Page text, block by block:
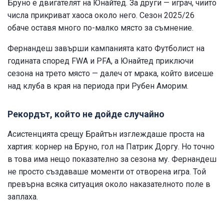
Бруно е двигателят на Юнайтед. За други — играч, чиито
числа прикриват хаоса около него. Сезон 2025/26
обаче оставя много по-малко място за съмнение.
Фернандеш завърши кампанията като Футболист на
годината според FWA и PFA, а Юнайтед приключи
сезона на трето място — далеч от мрака, който висеше
над клуба в края на периода при Рубен Аморим.
Рекордът, който не дойде случайно
Асистенцията срещу Брайтън изглеждаше проста на
хартия: корнер на Бруно, гол на Патрик Доргу. Но точно
в това има нещо показателно за сезона му. Фернандеш
не просто създаваше моменти от отворена игра. Той
превърна всяка ситуация около наказателното поле в
заплаха.